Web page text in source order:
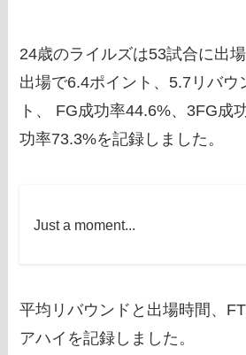
24歳のライルズは53試合に出
出場で6.4ポイント、5.7リバウ
ト、 FG成功率44.6%、3FG成
功率73.3%を記録しました。
Just a moment...
平均リバウンドと出場時間、
アハイを記録しました。